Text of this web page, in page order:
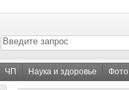
ЧП Наука и здоровье Фото